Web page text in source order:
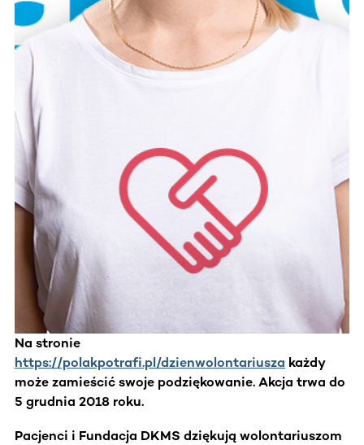
Na stronie
https://polakpotrafi.pl/dzienwolontariusza każdy
może zamieścić swoje podziękowanie. Akcja trwa do
5 grudnia 2018 roku.
Pacjenci i Fundacja DKMS dziękują wolontariuszom